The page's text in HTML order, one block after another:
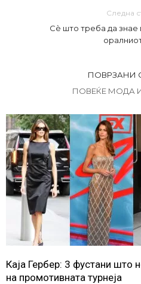
Следна
Сè што треба да знае
ПОВРЗАНИ
ПОВЕЌЕ МОДА
Каја Гербер: 3 фустани што
на промотивната турнеја